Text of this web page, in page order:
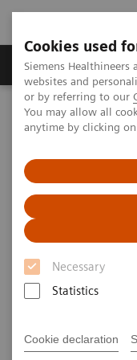
Cookies used
Siemens
websites and
or by referring to our
You may allow all
anytime by clicking
Necessary
Statistics
Cookie declaration
Produits & Services
Home
Digital
Digital Health portfolio
Digital
overview
opérations